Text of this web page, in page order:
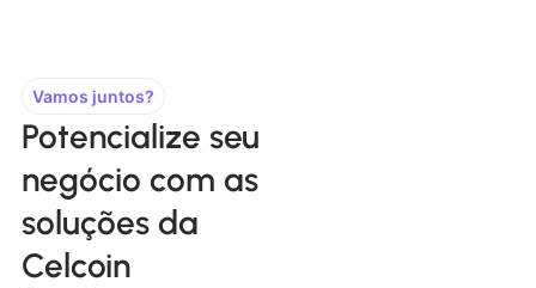
Vamos juntos?
Potencialize seu
negócio com as
soluções da
Celcoin